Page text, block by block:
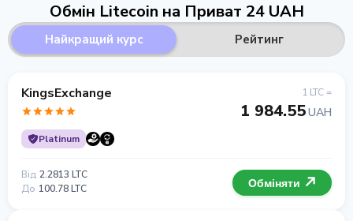
Обмін Litecoin на Приват 24 UAH
Найкращий курс Рейтинг
KingsExchange
Platinum
1 LTC =
1 984.55UAH
Від 2.2813 LTC
До 100.78 LTC Обміняти